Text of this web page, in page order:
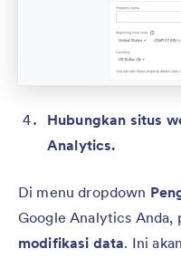
Hubungkan situs
Analytics.
Di menu dropdown
Google Analytics Anda,
modifikasi data. Ini